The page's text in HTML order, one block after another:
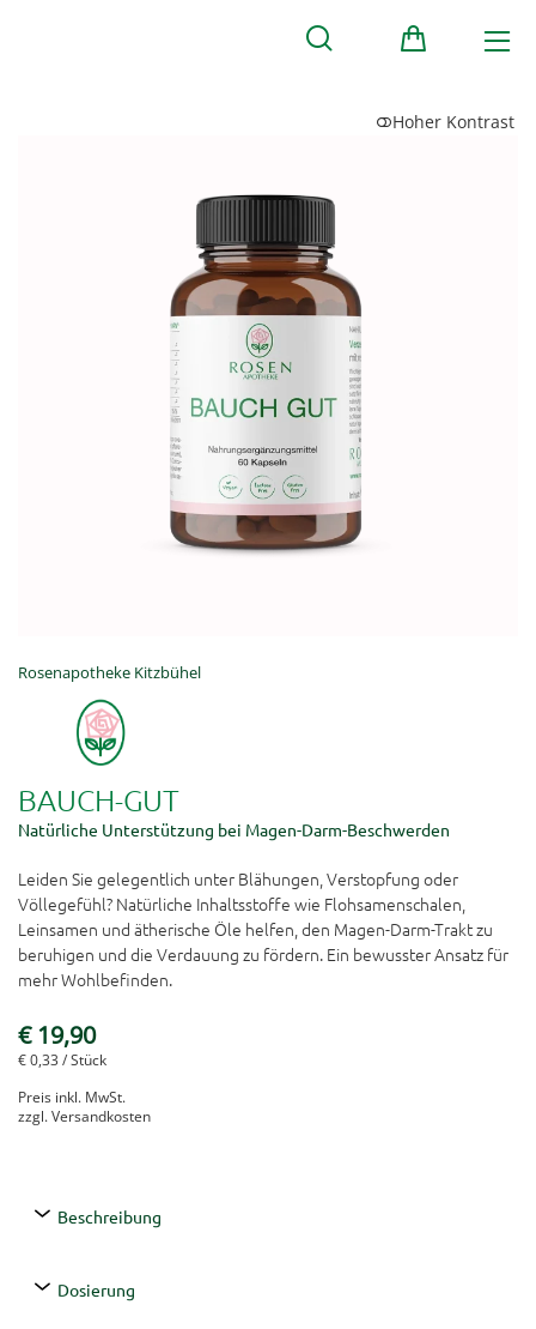
Hoher Kontrast
Rosenapotheke Kitzbühel
BAUCH-GUT
Natürliche Unterstützung bei Magen-Darm-Beschwerden
Leiden Sie gelegentlich unter Blähungen, Verstopfung oder
Völlegefühl? Natürliche Inhaltsstoffe wie Flohsamenschalen,
Leinsamen und ätherische Öle helfen, den Magen-Darm-Trakt zu
beruhigen und die Verdauung zu fördern. Ein bewusster Ansatz für
mehr Wohlbefinden.
€ 19,90
€ 0,33/ Stück
Preis inkl. MwSt.
zzgl. Versandkosten
Beschreibung
Dosierung